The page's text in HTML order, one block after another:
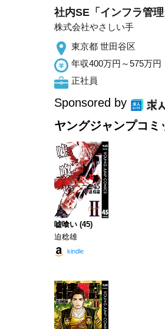
社内SE「インフラ管
株式会社やさしい手
東京都 世田谷区
年収400万円～575万円
正社員
Sponsored by
ヤングジャンプコミ
嘘喰い (45)
迫稔雄
kindle